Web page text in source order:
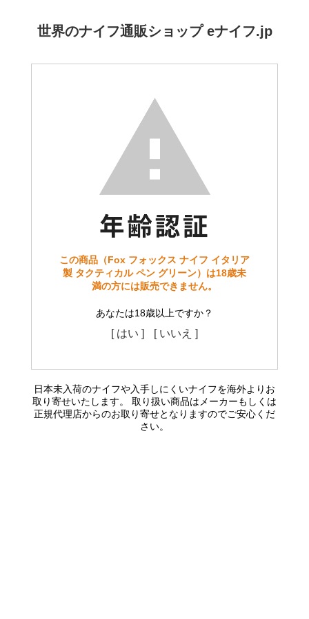
世界のナイフ通販ショップ eナイフ.jp
この商品（Fox フォックス ナイフ イタリア
製 タクティカル ペン グリーン）は18歳未
満の方には販売できません。
あなたは18歳以上ですか？
[ はい ] [ いいえ ]
日本未入荷のナイフや入手しにくいナイフを海外よりお
取り寄せいたします。 取り扱い商品はメーカーもしくは
正規代理店からのお取り寄せとなりますのでご安心くだ
さい。